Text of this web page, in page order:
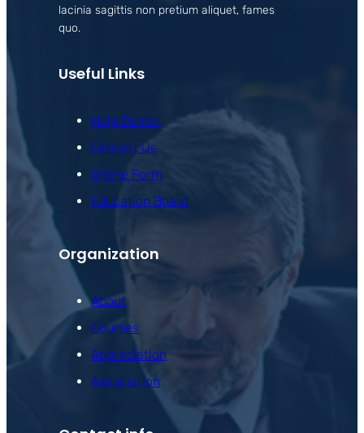
lacinia sagittis non pretium aliquet, fames
quo.
Useful Links
Help Center
Contact Us
Online Form
Education Board
Organization
About
Courses
Appreciation
Association